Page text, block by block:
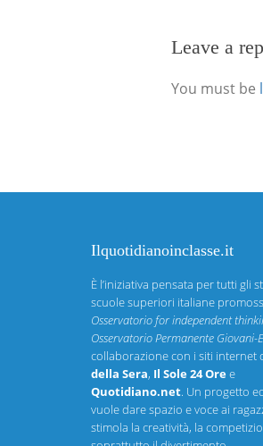
Leave a
You must be
Ilquotidianoinclasse.it
È l’iniziativa pensata per tutti gli
scuole superiori italiane
Osservatorio for independent
Osservatorio Permanente Giovani-
collaborazione con i siti internet
della Sera, Il Sole 24 Oree
Quotidiano.net. Un progetto
vuole dare spazio e voce ai
stimola la creatività, la